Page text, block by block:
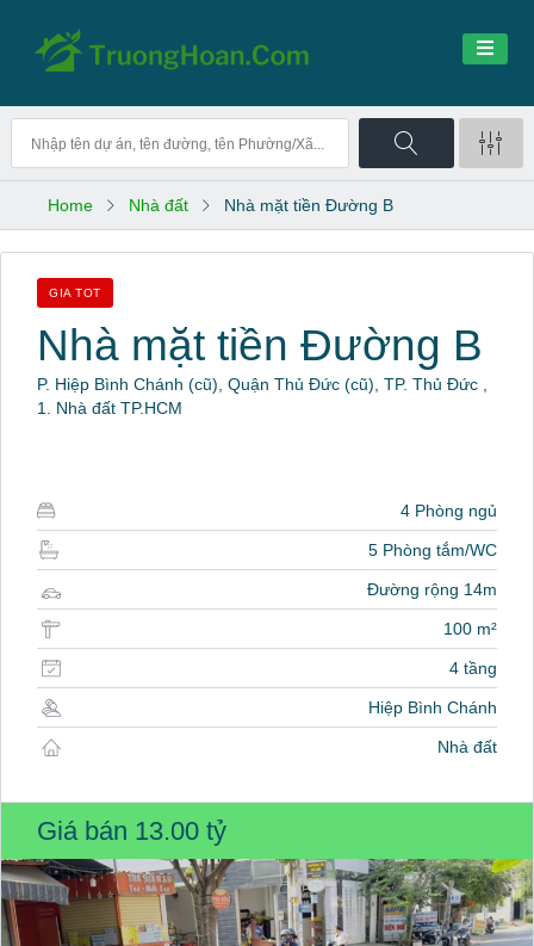
Home Nhà đất Nhà mặt tiền Đường B
GIA TOT
Nhà mặt tiền Đường B
P. Hiệp Bình Chánh (cũ), Quận Thủ Đức (cũ), TP. Thủ Đức ,
1. Nhà đất TP.HCM
4 Phòng ngủ
5 Phòng tắm/WC
Đường rộng 14m
100 m²
4 tầng
Hiệp Bình Chánh
Nhà đất
Giá bán 13.00 tỷ